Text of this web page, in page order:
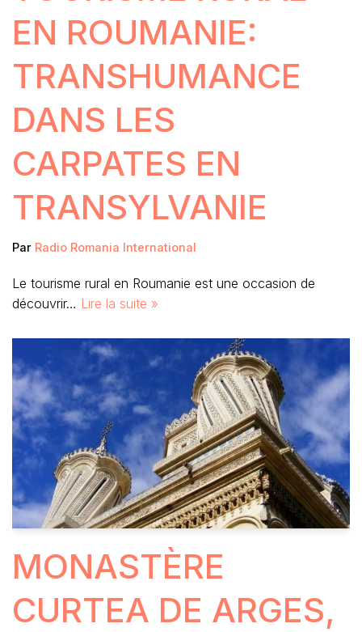
EN ROUMANIE:
TRANSHUMANCE
DANS LES
CARPATES EN
TRANSYLVANIE
Par Radio Romania International
Le tourisme rural en Roumanie est une occasion de
découvrir… Lire la suite »
MONASTÈRE
CURTEA DE ARGES,